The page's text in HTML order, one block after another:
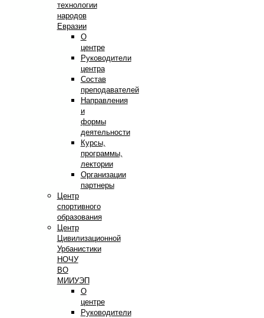
технологии
народов
Евразии
О
центре
Руководители
центра
Состав
преподавателей
Направления
и
формы
деятельности
Курсы,
программы,
лектории
Организации
партнеры
Центр
спортивного
образования
Центр
Цивилизационной
Урбанистики
НОЧУ
ВО
МИИУЭП
О
центре
Руководители